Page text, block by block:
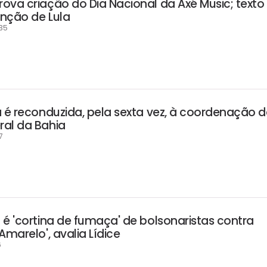
criação do Dia Nacional da Axé Music; texto
de Lula
é reconduzida, pela sexta vez, à coordenação
da Bahia
é 'cortina de fumaça' de bolsonaristas contra
avalia Lídice